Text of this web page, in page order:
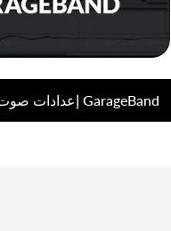
إعدادات صوت الغناء في GarageBand